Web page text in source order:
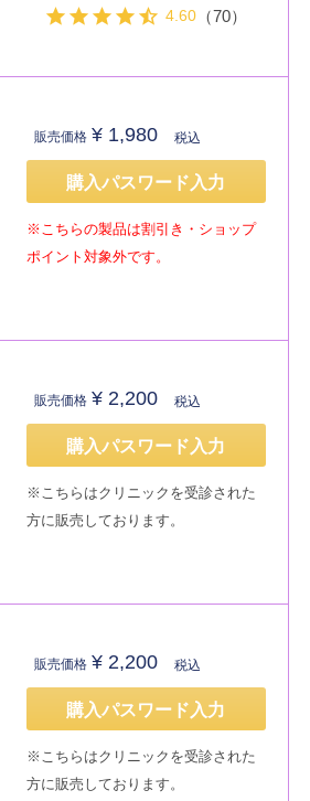
4.60 （70）
販売価格 ¥ 1,980 税込
購入パスワード入力
※こちらの製品は割引き・ショップ
ポイント対象外です。
販売価格 ¥ 2,200 税込
購入パスワード入力
※こちらはクリニックを受診された
方に販売しております。
販売価格 ¥ 2,200 税込
購入パスワード入力
※こちらはクリニックを受診された
方に販売しております。